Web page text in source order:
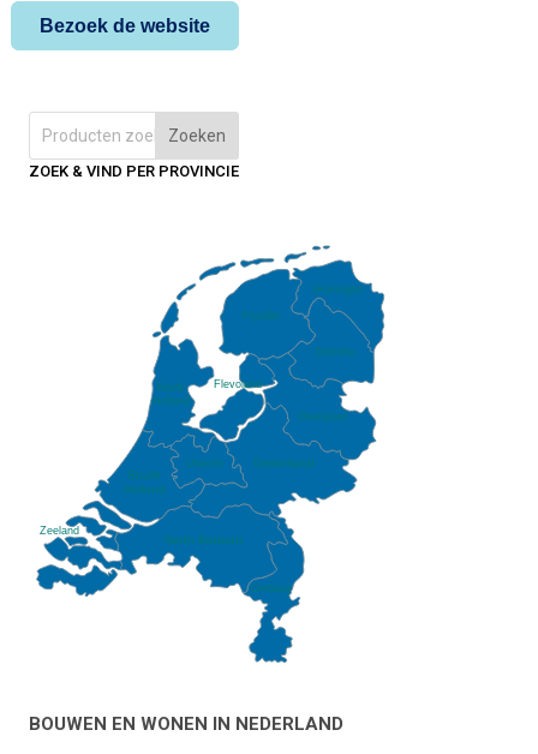
Bezoek de website
Zoeken
ZOEK & VIND PER PROVINCIE
Drenthe
Flevoland
Fryslân
Gelderland
Groningen
Limburg
North Brabant
North
Holland
Overijssel
South
Holland
Utrecht
Zeeland
BOUWEN EN WONEN IN NEDERLAND